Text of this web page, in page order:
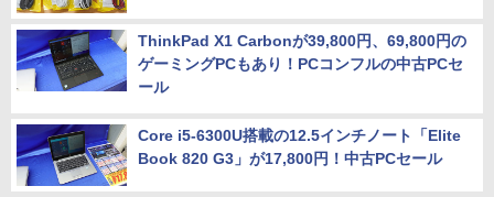
ThinkPad X1 Carbonが39,800円、69,800円の
ゲーミングPCもあり！PCコンフルの中古PCセ
ール
Core i5-6300U搭載の12.5インチノート「Elite
Book 820 G3」が17,800円！中古PCセール